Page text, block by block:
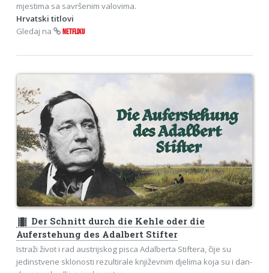
mjestima sa savršenim valovima.
Hrvatski titlovi
Gledaj na
NETFLIXU
theaters Der Schnitt durch die Kehle oder die
Auferstehung des Adalbert Stifter
Istraži život i rad austrijskog pisca Adalberta Stiftera, čije su
jedinstvene sklonosti rezultirale književnim djelima koja su i dan-